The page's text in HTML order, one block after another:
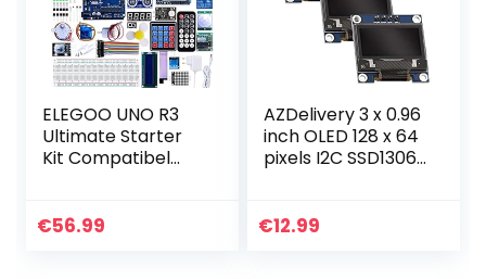
ELEGOO UNO R3
Ultimate Starter
Kit Compatibel
Elektronica Project
€56.99
AZDelivery 3 x 0.96
inch OLED 128 x 64
pixels I2C SSD1306
Arduino en
€12.99